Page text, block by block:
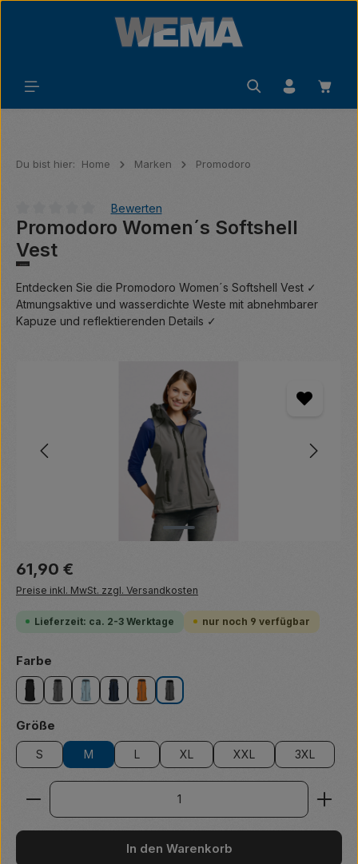
Zum Hauptinhalt springen
Du bist hier: Home Marken Promodoro
Durchschnittliche Bewertung von 0 von 5 Sternen
Bewerten
Promodoro Women´s Softshell
Vest
Entdecken Sie die Promodoro Women´s Softshell Vest ✓
Atmungsaktive und wasserdichte Weste mit abnehmbarer
Kapuze und reflektierenden Details ✓
Regulärer Preis:
61,90 €
Preise inkl. MwSt. zzgl. Versandkosten
Lieferzeit: ca. 2-3 Werktage nur noch 9 verfügbar
Farbe
blackheather grey
ice bluenavyorangesteel grey
Größe
S M L XL XXL 3XL
Produkt Anzahl: Gib den gewünschten Wert ein
In den Warenkorb